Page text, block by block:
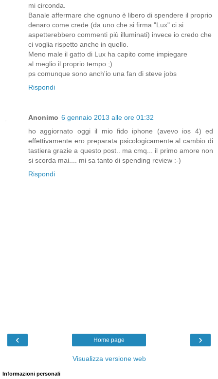
mi circonda.
Banale affermare che ognuno è libero di spendere il proprio
denaro come crede (da uno che si firma "Lux" ci si
aspetterebbero commenti più illuminati) invece io credo che
ci voglia rispetto anche in quello.
Meno male il gatto di Lux ha capito come impiegare
al meglio il proprio tempo ;)
ps comunque sono anch'io una fan di steve jobs
Rispondi
Anonimo 6 gennaio 2013 alle ore 01:32
ho aggiornato oggi il mio fido iphone (avevo ios 4) ed
effettivamente ero preparata psicologicamente al cambio di
tastiera grazie a questo post.. ma cmq... il primo amore non
si scorda mai.... mi sa tanto di spending review :-)
Rispondi
‹ ›
Home page
Visualizza versione web
Informazioni personali